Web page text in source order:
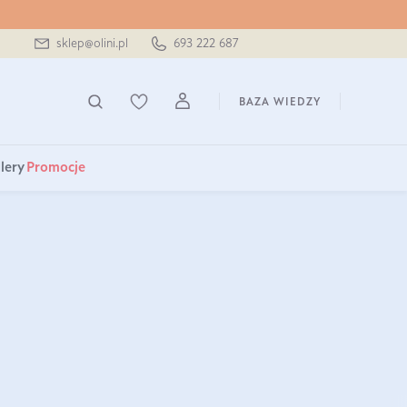
sklep@olini.pl 693 222 687
BAZA WIEDZY
Promocje